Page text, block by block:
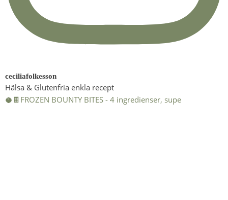
ceciliafolkesson
Hälsa & Glutenfria enkla recept
🥥🍫FROZEN BOUNTY BITES - 4 ingredienser, supe